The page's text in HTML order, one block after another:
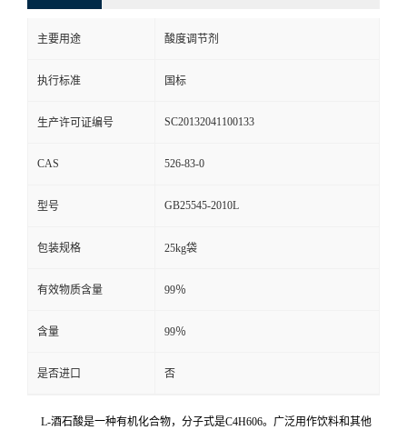
主要用途 酸度调节剂
执行标准 国标
生产许可证编号 SC20132041100133
CAS 526-83-0
型号 GB25545-2010L
包装规格 25kg袋
有效物质含量 99％
含量 99％
是否进口 否
L-酒石酸是一种有机化合物，分子式是C4H606。广泛用作饮料和其他